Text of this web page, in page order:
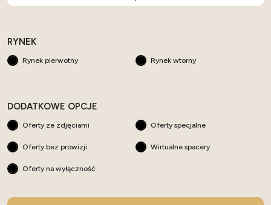
RYNEK
Rynek pierwotny Rynek wtorny
DODATKOWE OPCJE
Oferty ze zdjęciami Oferty specjalne
Oferty bez prowizji Wirtualne spacery
Oferty na wyłączność